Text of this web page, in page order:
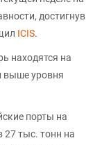
достигнув
ICIS.
находятся на
выше уровня
порты на
27 тыс. тонн на